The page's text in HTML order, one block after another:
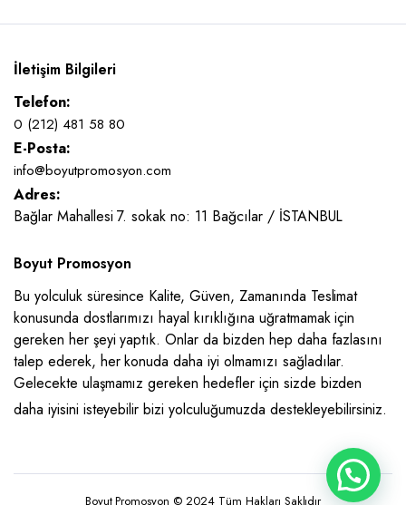
İletişim Bilgileri
Telefon:
0 (212) 481 58 80
E-Posta:
info@boyutpromosyon.com
Adres:
Bağlar Mahallesi 7. sokak no: 11 Bağcılar / İSTANBUL
Boyut Promosyon
Bu yolculuk süresince Kalite, Güven, Zamanında Teslimat
konusunda dostlarımızı hayal kırıklığına uğratmamak için
gereken her şeyi yaptık. Onlar da bizden hep daha fazlasını
talep ederek, her konuda daha iyi olmamızı sağladılar.
Gelecekte ulaşmamız gereken hedefler için sizde bizden
daha iyisini isteyebilir bizi yolculuğumuzda destekleyebilirsiniz.
Boyut Promosyon © 2024 Tüm Hakları Saklıdır